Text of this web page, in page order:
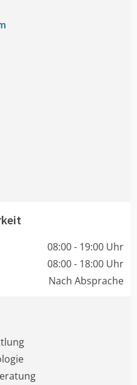
08:00 - 19:00 Uhr
08:00 - 18:00 Uhr
Nach Absprache